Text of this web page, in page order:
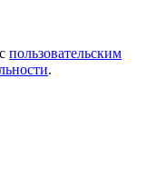
пользовательским
.